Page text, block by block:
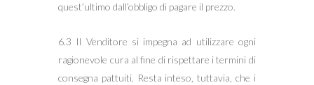
quest’ultimo dall’obbligo di pagare il prezzo.
6.3 Il Venditore si impegna ad utilizzare ogni
ragionevole cura al fine di rispettare i termini di
consegna pattuiti. Resta inteso, tuttavia, che i